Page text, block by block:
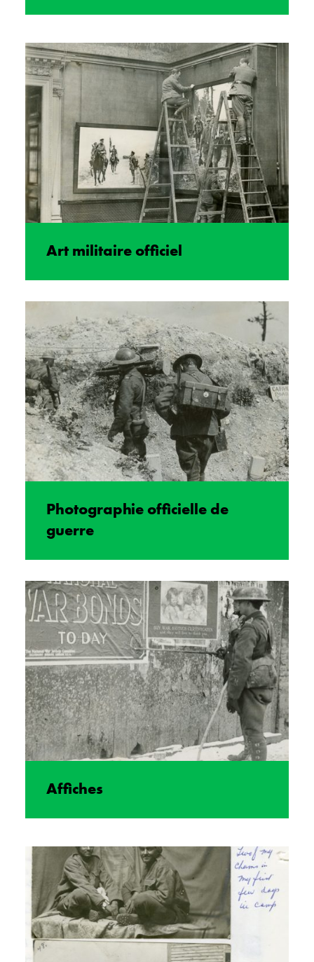
Art militaire officiel
Photographie officielle de
guerre
Affiches